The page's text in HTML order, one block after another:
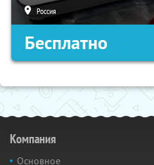
Россия
Бесплатно
Компания
Основное